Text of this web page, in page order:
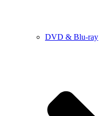
DVD & Blu-ray